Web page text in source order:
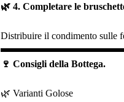
🌿 4. Completare le
Distribuire il condimento sulle
🍷 Consigli della Bottega.
🌿 Varianti Golose